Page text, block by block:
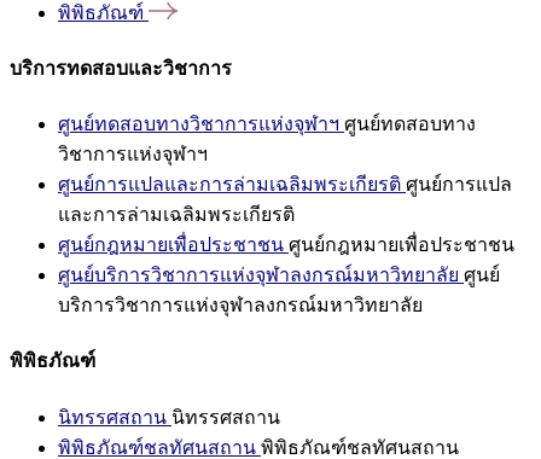
พิพิธภัณฑ์
บริการทดสอบและวิชาการ
ศูนย์ทดสอบทางวิชาการแห่งจุฬาฯ ศูนย์ทดสอบทาง
วิชาการแห่งจุฬาฯ
ศูนย์การแปลและการล่ามเฉลิมพระเกียรติ ศูนย์การแปล
และการล่ามเฉลิมพระเกียรติ
ศูนย์กฎหมายเพื่อประชาชน ศูนย์กฎหมายเพื่อประชาชน
ศูนย์บริการวิชาการแห่งจุฬาลงกรณ์มหาวิทยาลัย ศูนย์
บริการวิชาการแห่งจุฬาลงกรณ์มหาวิทยาลัย
พิพิธภัณฑ์
นิทรรศสถาน นิทรรศสถาน
พิพิธภัณฑ์ชลทัศนสถาน พิพิธภัณฑ์ชลทัศนสถาน